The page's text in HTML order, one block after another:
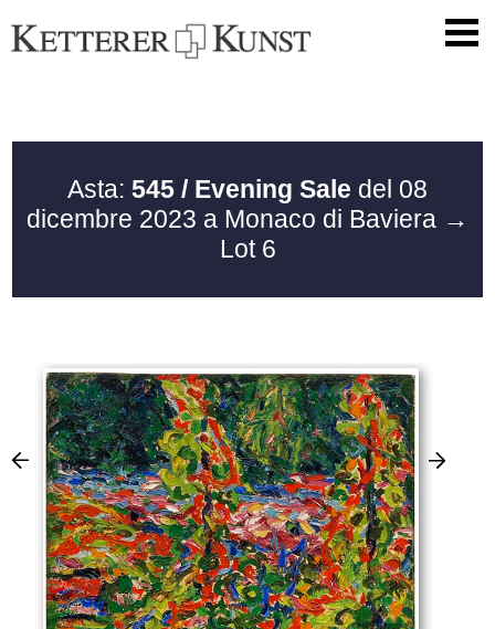
Asta: 545 / Evening Sale del 08
dicembre 2023 a Monaco di Baviera →
Lot 6